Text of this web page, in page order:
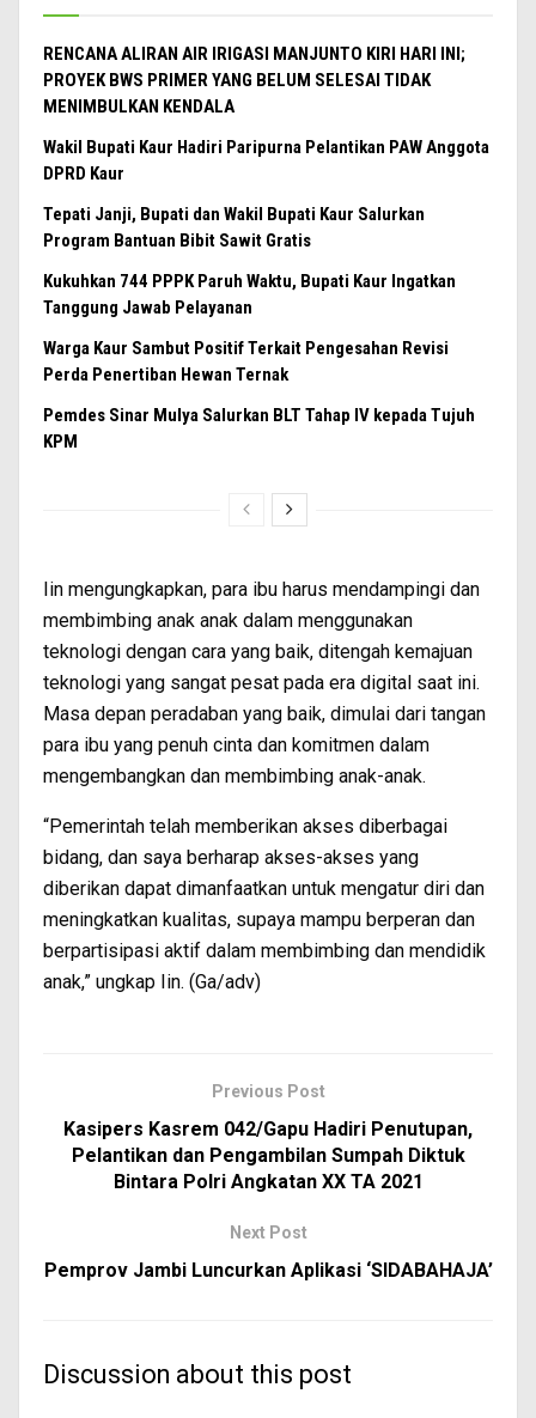
RENCANA ALIRAN AIR IRIGASI MANJUNTO KIRI HARI INI;
PROYEK BWS PRIMER YANG BELUM SELESAI TIDAK
MENIMBULKAN KENDALA
Wakil Bupati Kaur Hadiri Paripurna Pelantikan PAW Anggota
DPRD Kaur
Tepati Janji, Bupati dan Wakil Bupati Kaur Salurkan
Program Bantuan Bibit Sawit Gratis
Kukuhkan 744 PPPK Paruh Waktu, Bupati Kaur Ingatkan
Tanggung Jawab Pelayanan
Warga Kaur Sambut Positif Terkait Pengesahan Revisi
Perda Penertiban Hewan Ternak
Pemdes Sinar Mulya Salurkan BLT Tahap IV kepada Tujuh
KPM
Iin mengungkapkan, para ibu harus mendampingi dan
membimbing anak anak dalam menggunakan
teknologi dengan cara yang baik, ditengah kemajuan
teknologi yang sangat pesat pada era digital saat ini.
Masa depan peradaban yang baik, dimulai dari tangan
para ibu yang penuh cinta dan komitmen dalam
mengembangkan dan membimbing anak-anak.
“Pemerintah telah memberikan akses diberbagai
bidang, dan saya berharap akses-akses yang
diberikan dapat dimanfaatkan untuk mengatur diri dan
meningkatkan kualitas, supaya mampu berperan dan
berpartisipasi aktif dalam membimbing dan mendidik
anak,” ungkap Iin. (Ga/adv)
Previous Post
Kasipers Kasrem 042/Gapu Hadiri Penutupan,
Pelantikan dan Pengambilan Sumpah Diktuk
Bintara Polri Angkatan XX TA 2021
Next Post
Pemprov Jambi Luncurkan Aplikasi ‘SIDABAHAJA’
Discussion about this post